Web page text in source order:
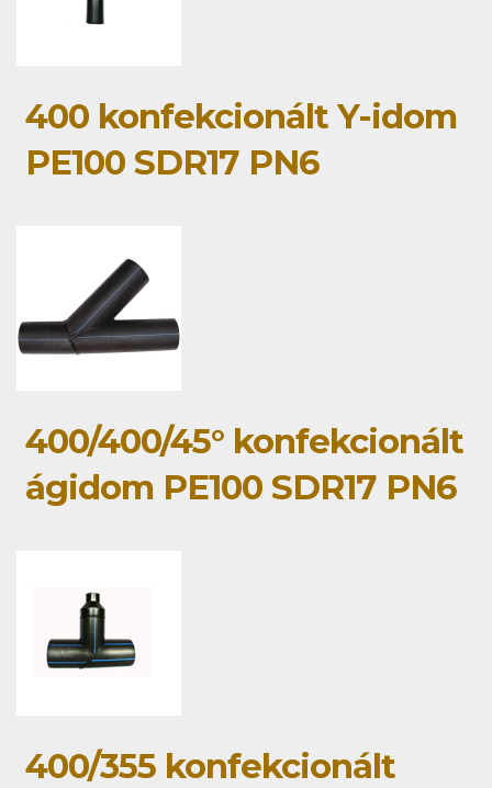
400 konfekcionált Y-idom
PE100 SDR17 PN6
400/400/45° konfekcionált
ágidom PE100 SDR17 PN6
400/355 konfekcionált